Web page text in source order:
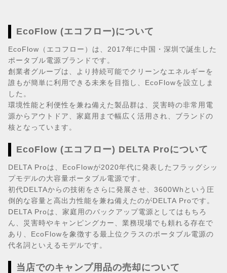
EcoFlow (エコフロー)について
EcoFlow（エコフロー）は、2017年に中国・深圳で誕生した
ポータブル電源ブランドです。
創業者グループは、より持続可能でクリーンなエネルギーを
誰もが簡単に利用できる未来を目指し、EcoFlowを設立しま
した。
環境性能と利便性を兼ね備えた製品群は、災害時の非常用電
源からアウトドア、家庭用まで幅広く活用され、ブランドの
核となっています。
EcoFlow (エコフロー) DELTA Proについて
DELTA Proは、EcoFlowが2020年代に発表したフラッグシッ
プモデルの大容量ポータブル電源です。
初代DELTAからの技術をさらに発展させ、3600Whという圧
倒的な容量と高出力性能を兼ね備えたのがDELTA Proです。
DELTA Proは、家庭用のバックアップ電源としてはもちろ
ん、災害時やキャンピングカー、業務現場でも頼れる存在で
あり、EcoFlowを象徴する最上位クラスのポータブル電源の
代名詞といえるモデルです。
当店でのキャンプ用品の売却について